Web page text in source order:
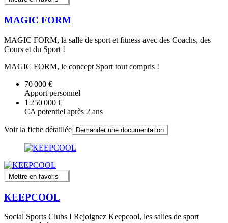
MAGIC FORM
MAGIC FORM, la salle de sport et fitness avec des Coachs, des
Cours et du Sport !
MAGIC FORM, le concept Sport tout compris !
70 000 €
Apport personnel
1 250 000 €
CA potentiel après 2 ans
Voir la fiche détaillée Demander une documentation
Mettre en favoris
KEEPCOOL
Social Sports Clubs I Rejoignez Keepcool, les salles de sport